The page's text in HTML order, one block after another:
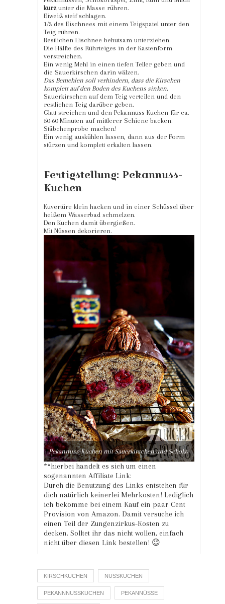
kurz unter die Masse rühren.
Eiweiß steif schlagen.
1/3 des Eischnees mit einem Teigspatel unter den
Teig rühren.
Restlichen Eischnee behutsam unterziehen.
Die Hälfte des Rührteiges in der Kastenform
verstreichen.
Ein wenig Mehl in einen tiefen Teller geben und
die Sauerkirschen darin wälzen.
Das Bemehlen soll verhindern, dass die Kirschen
komplett auf den Boden des Kuchens sinken.
Sauerkirschen auf dem Teig verteilen und den
restlichen Teig darüber geben.
Glatt streichen und den Pekannuss-Kuchen für ca.
50-60 Minuten auf mittlerer Schiene backen.
Stäbchenprobe machen!
Ein wenig auskühlen lassen, dann aus der Form
stürzen und komplett erkalten lassen.
Fertigstellung: Pekannuss-
Kuchen
Kuvertüre klein hacken und in einer Schüssel über
heißem Wasserbad schmelzen.
Den Kuchen damit übergießen.
Mit Nüssen dekorieren.
Pekannuss-Kuchen mit Sauerkirschen und Schoko
**hierbei handelt es sich um einen
sogenannten Affiliate Link:
Durch die Benutzung des Links entstehen für
dich natürlich keinerlei Mehrkosten! Lediglich
ich bekomme bei einem Kauf ein paar Cent
Provision von Amazon. Damit versuche ich
einen Teil der Zungenzirkus-Kosten zu
decken. Solltet ihr das nicht wollen, einfach
nicht über diesen Link bestellen! 😉
KIRSCHKUCHEN NUSSKUCHEN
PEKANNNUSSKUCHEN PEKANNÜSSE